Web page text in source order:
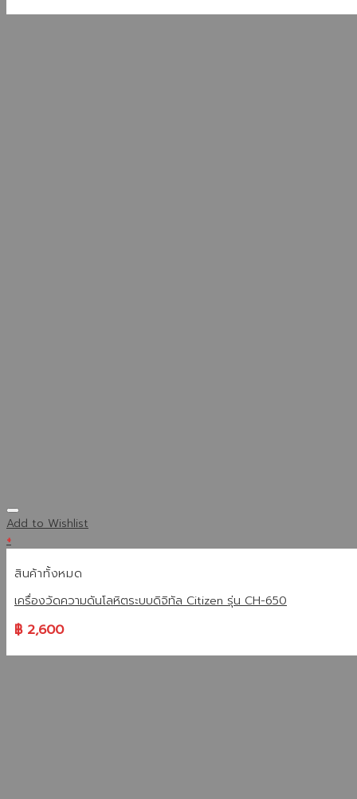
Add to Wishlist
+
สินค้าทั้งหมด
เครื่องวัดความดันโลหิตระบบดิจิทัล Citizen รุ่น CH-650
฿2,600